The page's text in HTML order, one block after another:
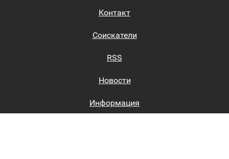
Контакт
Соискатели
RSS
Новости
Информация